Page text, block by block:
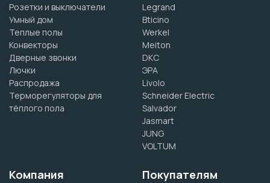
Розетки и выключатели
Умный дом
Теплые полы
Конвекторы
Дверные звонки
Лючки
Распродажа
Терморегуляторы для
тёплого пола
Legrand
Bticino
Werkel
Meiton
DKC
ЭРА
Livolo
Schneider Electric
Salvador
Jasmart
JUNG
VOLTUM
Компания Покупателям